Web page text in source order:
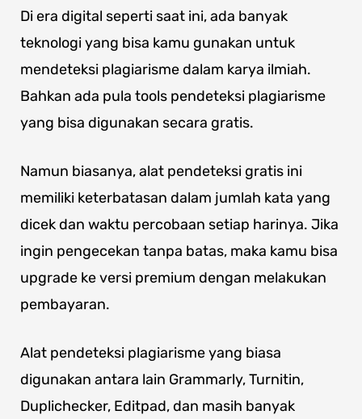
Di era digital seperti saat ini, ada banyak
teknologi yang bisa kamu gunakan untuk
mendeteksi plagiarisme dalam karya ilmiah.
Bahkan ada pula tools pendeteksi plagiarisme
yang bisa digunakan secara gratis.
Namun biasanya, alat pendeteksi gratis ini
memiliki keterbatasan dalam jumlah kata yang
dicek dan waktu percobaan setiap harinya. Jika
ingin pengecekan tanpa batas, maka kamu bisa
upgrade ke versi premium dengan melakukan
pembayaran.
Alat pendeteksi plagiarisme yang biasa
digunakan antara lain Grammarly, Turnitin,
Duplichecker, Editpad, dan masih banyak